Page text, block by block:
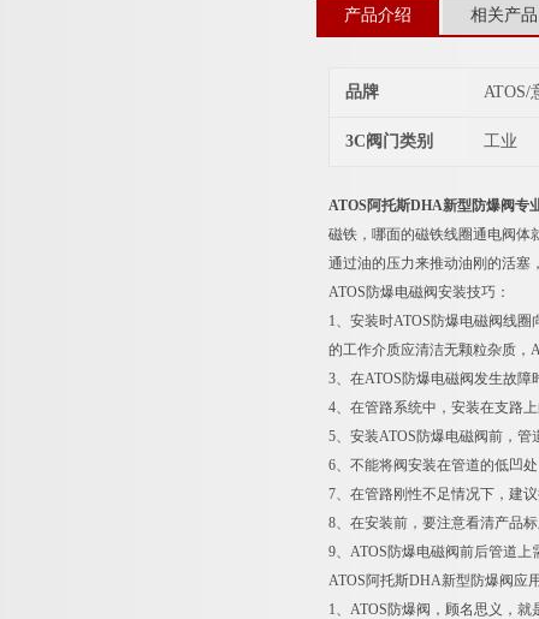
产品介绍 相关产品
品牌 ATOS/
3C阀门类别 工业
ATOS阿托斯DHA新型防爆阀专
磁铁，哪面的磁铁线圈通电阀体
通过油的压力来推动油刚的活塞
ATOS防爆电磁阀安装技巧：
1、安装时ATOS防爆电磁阀线
的工作介质应清洁无颗粒杂质，
3、在ATOS防爆电磁阀发生故
4、在管路系统中，安装在支路
5、安装ATOS防爆电磁阀前，
6、不能将阀安装在管道的低凹
7、在管路刚性不足情况下，建
8、在安装前，要注意看清产品
9、ATOS防爆电磁阀前后管道
ATOS阿托斯DHA新型防爆阀应
1、ATOS防爆阀，顾名思义，就